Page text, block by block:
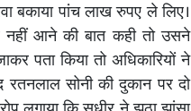
बकाया पांच लाख रुपए ले लिए।
आने की बात कही तो उसने
पता किया तो अधिकारियों ने
रतनलाल सोनी की दुकान पर दो